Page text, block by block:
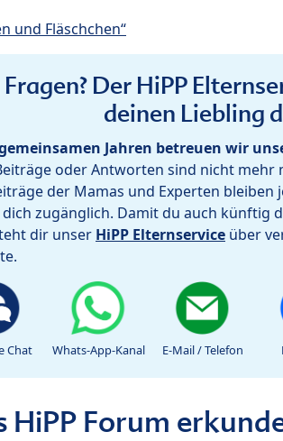
und Fläschchen“
Der HiPP
deinen Liebling
Jahren betreuen wir
oder Antworten sind nicht mehr
der Mamas und Experten bleiben
zugänglich. Damit du auch künftig
dir unser HiPP Elternservice über
Chat Whats-App-Kanal E-Mail / Telefon
HiPP Forum